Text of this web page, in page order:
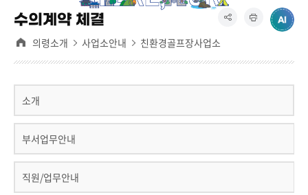
수의계약 체결
의령소개 사업소안내 친환경골프장사업소
소개
부서업무안내
직원/업무안내